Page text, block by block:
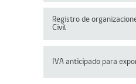
Registro de
Civil
IVA anticipado para